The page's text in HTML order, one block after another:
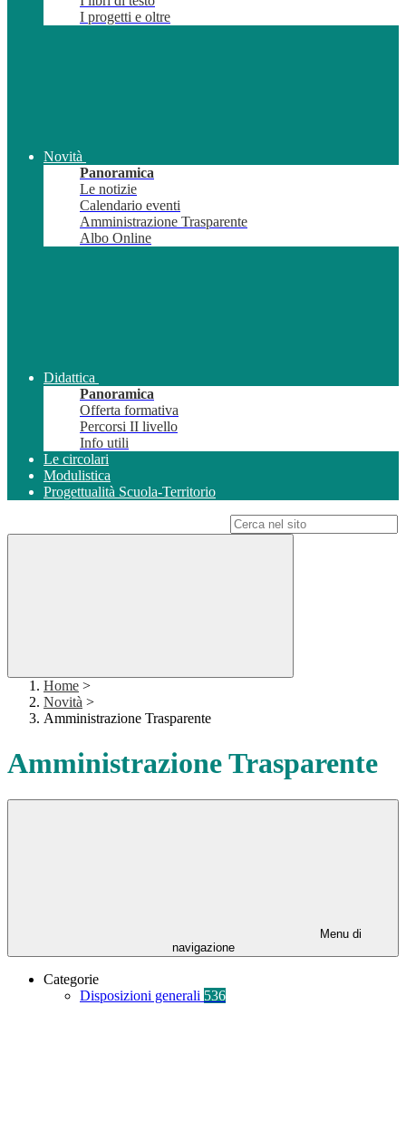
I progetti e oltre
Novità
Panoramica
Le notizie
Calendario eventi
Amministrazione Trasparente
Albo Online
Didattica
Panoramica
Offerta formativa
Percorsi II livello
Info utili
Le circolari
Modulistica
Progettualità Scuola-Territorio
Home >
Novità >
Amministrazione Trasparente
Amministrazione Trasparente
Menu di
navigazione
Categorie
Disposizioni generali 536